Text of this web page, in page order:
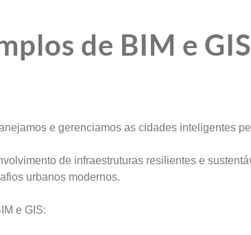
de BIM e
e gerenciamos as cidades inteligentes
de infraestruturas resilientes e
urbanos modernos.
e GIS: